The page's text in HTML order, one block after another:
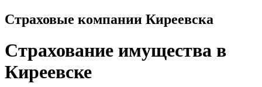
Страховые компании Киреевска
Страхование имущества в
Киреевске